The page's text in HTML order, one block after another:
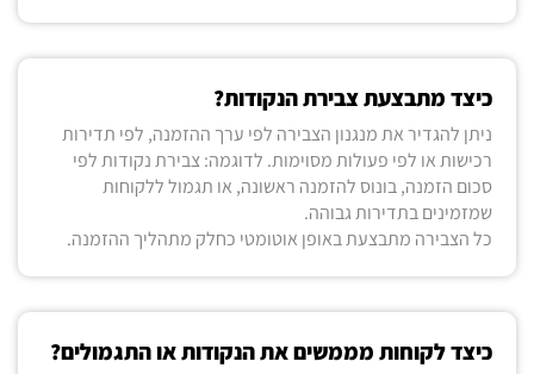
כיצד מתבצעת צבירת הנקודות?
ניתן להגדיר את מנגנון הצבירה לפי ערך ההזמנה, לפי תדירות
רכישות או לפי פעולות מסוימות. לדוגמה: צבירת נקודות לפי
סכום הזמנה, בונוס להזמנה ראשונה, או תגמול ללקוחות
שמזמינים בתדירות גבוהה.
כל הצבירה מתבצעת באופן אוטומטי כחלק מתהליך ההזמנה.
כיצד לקוחות מממשים את הנקודות או התגמולים?